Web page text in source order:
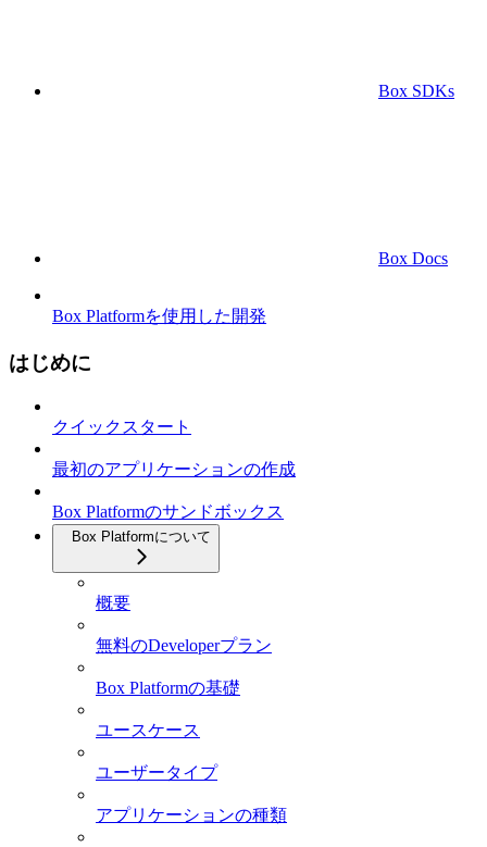
Box SDKs
Box Docs
Box Platformを使用した開発
はじめに
クイックスタート
最初のアプリケーションの作成
Box Platformのサンドボックス
Box Platformについて
概要
無料のDeveloperプラン
Box Platformの基礎
ユースケース
ユーザータイプ
アプリケーションの種類